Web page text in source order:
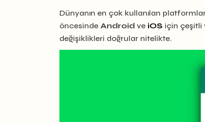
Dünyanın en çok kullanılan
öncesinde Android ve iOS için çeşitli
değişiklikleri doğrular nitelikte.